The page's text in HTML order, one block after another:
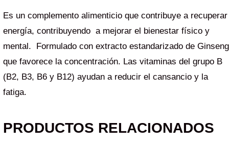
Es un complemento alimenticio que contribuye a recuperar
energía, contribuyendo a mejorar el bienestar físico y
mental. Formulado con extracto estandarizado de Ginseng
que favorece la concentración. Las vitaminas del grupo B
(B2, B3, B6 y B12) ayudan a reducir el cansancio y la
fatiga.
PRODUCTOS RELACIONADOS